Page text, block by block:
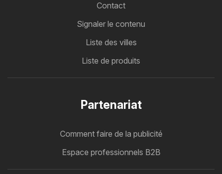
Contact
Signaler le contenu
Liste des villes
Liste de produits
Partenariat
Comment faire de la publicité
Espace professionnels B2B